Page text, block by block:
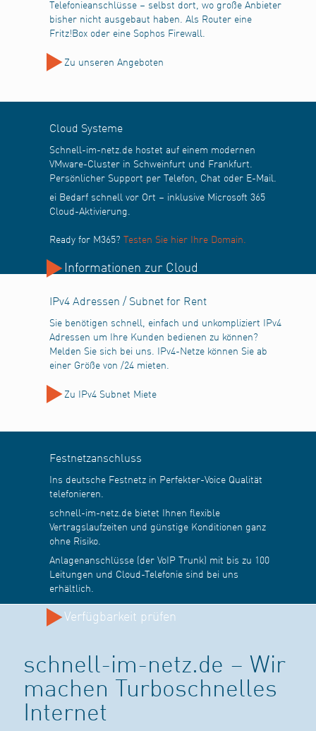
Telefonieanschlüsse – selbst dort, wo große Anbieter
bisher nicht ausgebaut haben. Als Router eine
Fritz!Box oder eine Sophos Firewall.
Zu unseren Angeboten
Cloud Systeme
Schnell-im-netz.de hostet auf einem modernen
VMware-Cluster in Schweinfurt und Frankfurt.
Persönlicher Support per Telefon, Chat oder E-Mail.
ei Bedarf schnell vor Ort – inklusive Microsoft 365
Cloud-Aktivierung.
Ready for M365? Testen Sie hier Ihre Domain.
Informationen zur Cloud
IPv4 Adressen / Subnet for Rent
Sie benötigen schnell, einfach und unkompliziert IPv4
Adressen um Ihre Kunden bedienen zu können?
Melden Sie sich bei uns. IPv4-Netze können Sie ab
einer Größe von /24 mieten.
Zu IPv4 Subnet Miete
Festnetzanschluss
Ins deutsche Festnetz in Perfekter-Voice Qualität
telefonieren.
schnell-im-netz.de bietet Ihnen flexible
Vertragslaufzeiten und günstige Konditionen ganz
ohne Risiko.
Anlagenanschlüsse (der VoIP Trunk) mit bis zu 100
Leitungen und Cloud-Telefonie sind bei uns
erhältlich.
Verfügbarkeit prüfen
schnell-im-netz.de – Wir
machen Turboschnelles
Internet